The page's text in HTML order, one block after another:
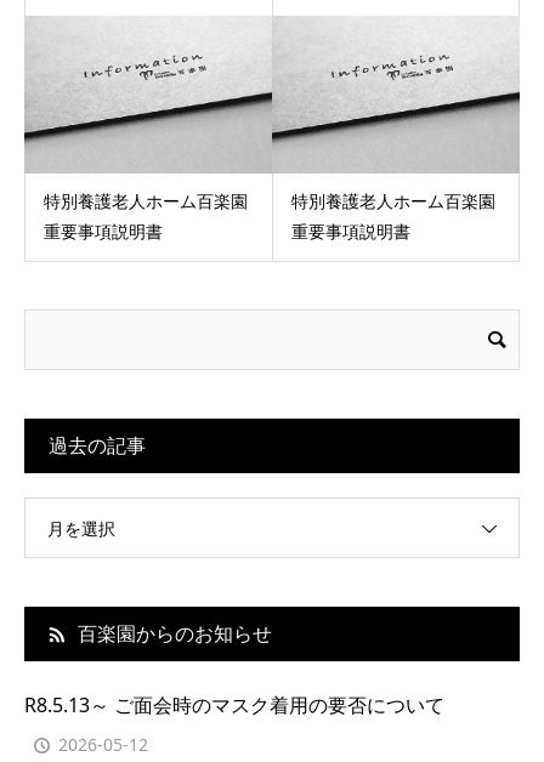
特別養護老人ホーム百楽園
重要事項説明書
特別養護老人ホーム百楽園
重要事項説明書
過去の記事
月を選択
百楽園からのお知らせ
R8.5.13～ ご面会時のマスク着用の要否について
2026-05-12